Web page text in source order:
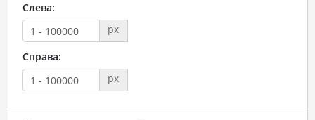
Слева:
px
Справа:
px